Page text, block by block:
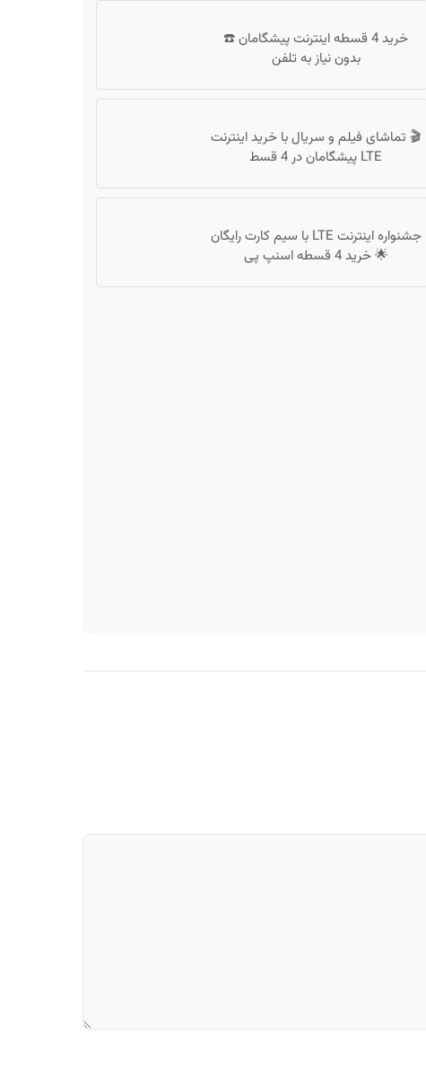
خرید 4 قسطه اینترنت پیشگامان ☎️
بدون نیاز به تلفن
🎬 تماشای فیلم و سریال با خرید اینترنت
LTE پیشگامان در 4 قسط
جشنواره اینترنت LTE با سیم کارت رایگان
🌟 خرید 4 قسطه اسنپ پی